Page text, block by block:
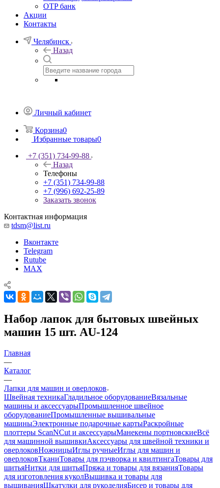
OTP банк
Акции
Контакты
Челябинск
Назад
Личный кабинет
Корзина0
Избранные товары0
+7 (351) 734-99-88
Назад
Телефоны
+7 (351) 734-99-88
+7 (996) 692-25-89
Заказать звонок
Контактная информация
tdsm@list.ru
Вконтакте
Telegram
Rutube
MAX
Набор лапок для бытовых швейных
машин 15 шт. AU-124
Главная
—
Каталог
—
Лапки для машин и оверлоков
Швейная техникаГладильное оборудованиеВязальные
машины и аксессуарыПромышленное швейное
оборудованиеПромышленные вышивальные
машиныЭлектронные подарочные картыРаскройные
плоттеры ScanNCut и аксессуарыМанекены портновскиеВсё
для машинной вышивкиАксессуары для швейной техники и
оверлоковНожницыИглы ручныеИглы для машин и
оверлоковТканиТовары для пэчворка и квилтингаТовары для
шитьяНитки для шитьяПряжа и товары для вязанияТовары
для изготовления куколВышивка и товары для
вышиванияШкатулки для рукоделияБисер и товары для